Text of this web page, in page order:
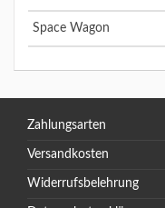
Space Wagon
Zahlungsarten
Versandkosten
Widerrufsbelehrung